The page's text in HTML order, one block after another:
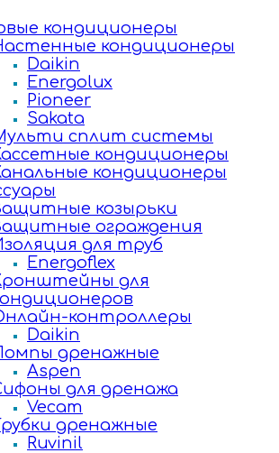
кондиционеры
кондиционеры
Daikin
Energolux
Pioneer
Sakata
сплит системы
кондиционеры
кондиционеры
козырьки
ограждения
для труб
Energoflex
для
контроллеры
Daikin
дренажные
Aspen
для дренажа
Vecam
дренажные
Ruvinil